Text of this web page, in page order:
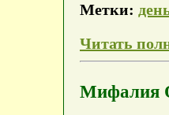
Метки:
Читать
Мифалия